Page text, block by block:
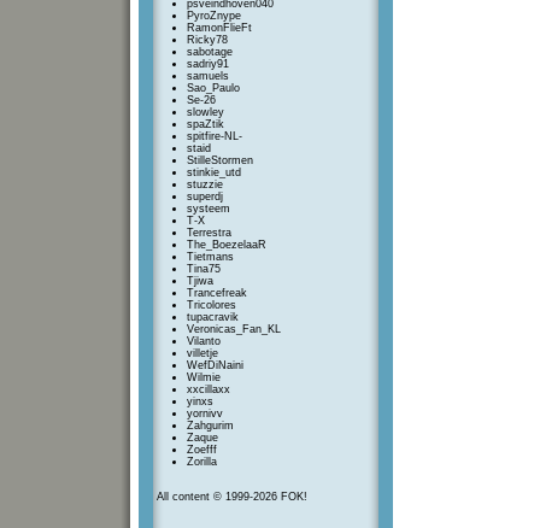
psveindhoven040
PyroZnype
RamonFlieFt
Ricky78
sabotage
sadriy91
samuels
Sao_Paulo
Se-26
slowley
spaZtik
spitfire-NL-
staid
StilleStormen
stinkie_utd
stuzzie
superdj
systeem
T-X
Terrestra
The_BoezelaaR
Tietmans
Tina75
Tjiwa
Trancefreak
Tricolores
tupacravik
Veronicas_Fan_KL
Vilanto
villetje
WefDiNaini
Wilmie
xxcillaxx
yinxs
yornivv
Zahgurim
Zaque
Zoefff
Zorilla
All content © 1999-2026 FOK!